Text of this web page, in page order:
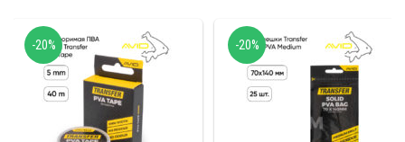
-20% -20%